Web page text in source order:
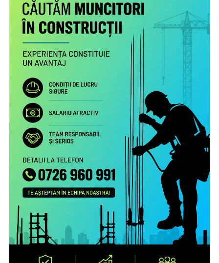
Scopul proiectului este creşterea gradului de
conştientizare a părinţilor români care muncesc în alte
state cu privire la nevoile copiilor rămaşi acasă,
necesitatea menţinerii comunicării cu aceştia şi cu
persoanele în grija cărora au rămas şi a legăturii cu
comunitatea de proveniență.
Proiectul include următoarele activități:
Studiu la nivel european privind patternurile de relaționare,
practicile de exercitare a rolului parental la distanță și
nevoile de sprijin ale familiilor transnaționale, în special ale
părinților români aflați la muncă în străinătate.
Campanie de informare și conștientizare cu privire la
nevoile copiilor rămaşi acasă, necesitatea menţinerii
comunicării cu aceştia şi cu persoanele în grija cărora au
rămas copiii şi a legăturii cu comunitatea de proveniență
(online, media) pentru peste 1.000.000 de români care
muncesc/trăiesc în alte state.
Servicii de informare şi consiliere pe teme psiho-
emoţionale şi juridice pentru 2.700 de părinţi români care